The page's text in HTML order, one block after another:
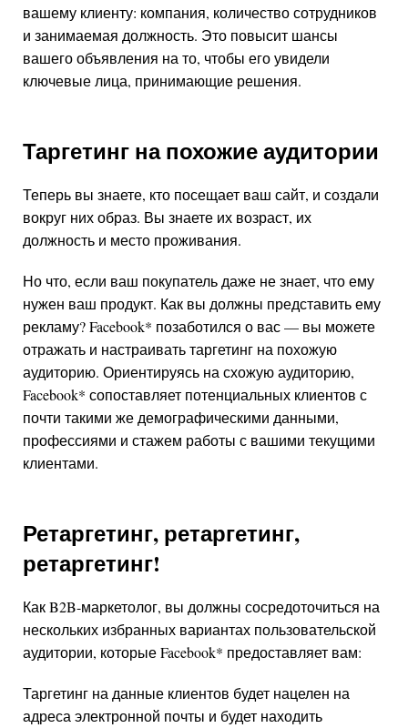
вашему клиенту: компания, количество сотрудников
и занимаемая должность. Это повысит шансы
вашего объявления на то, чтобы его увидели
ключевые лица, принимающие решения.
Таргетинг на похожие аудитории
Теперь вы знаете, кто посещает ваш сайт, и создали
вокруг них образ. Вы знаете их возраст, их
должность и место проживания.
Но что, если ваш покупатель даже не знает, что ему
нужен ваш продукт. Как вы должны представить ему
рекламу?Facebook* позаботился о вас — вы можете
отражать и настраивать таргетинг на похожую
аудиторию. Ориентируясь на схожую аудиторию,
Facebook* сопоставляет потенциальных клиентов с
почти такими же демографическими данными,
профессиями и стажем работы с вашими текущими
клиентами.
Ретаргетинг, ретаргетинг,
ретаргетинг!
Как B2B-маркетолог, вы должны сосредоточиться на
нескольких избранных вариантах пользовательской
аудитории, которыеFacebook* предоставляет вам:
Таргетинг на данные клиентов будет нацелен на
адреса электронной почты и будет находить